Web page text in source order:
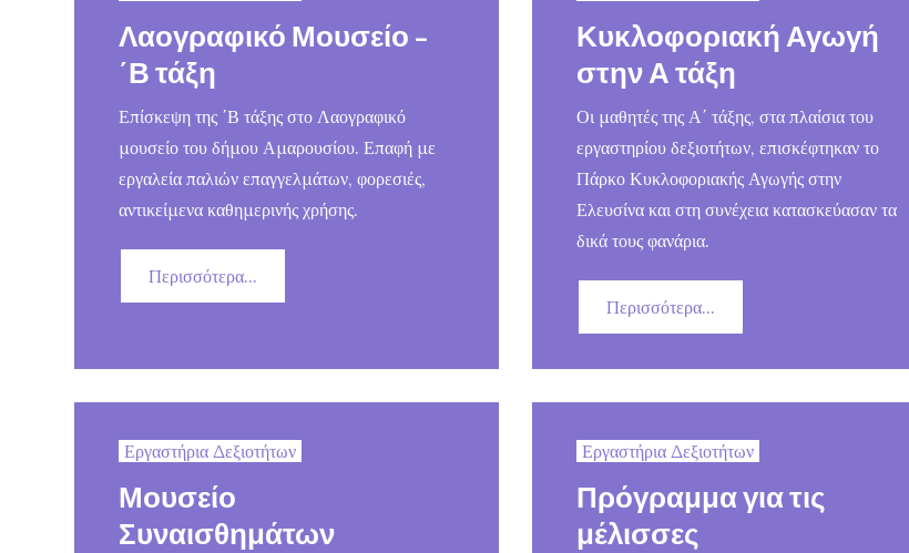
Λαογραφικό Μουσείο –
΄Β τάξη
Επίσκεψη της ΄Β τάξης στο Λαογραφικό
μουσείο του δήμου Αμαρουσίου. Επαφή με
εργαλεία παλιών επαγγελμάτων, φορεσιές,
αντικείμενα καθημερινής χρήσης.
Περισσότερα...
Κυκλοφοριακή Αγωγή
στην Α τάξη
Οι μαθητές της Α΄ τάξης, στα πλαίσια του
εργαστηρίου δεξιοτήτων, επισκέφτηκαν το
Πάρκο Κυκλοφοριακής Αγωγής στην
Ελευσίνα και στη συνέχεια κατασκεύασαν τα
δικά τους φανάρια.
Περισσότερα...
Εργαστήρια Δεξιοτήτων
Μουσείο
Συναισθημάτων
Εργαστήρια Δεξιοτήτων
Πρόγραμμα για τις
μέλισσες